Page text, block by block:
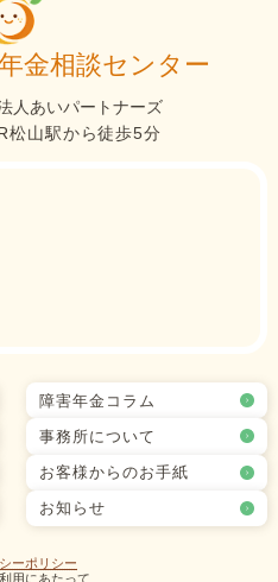
金相談センター
人あいパートナーズ
松山駅から徒歩5分
障害年金コラム
事務所について
お客様からのお手紙
お知らせ
ーポリシー
用にあたって